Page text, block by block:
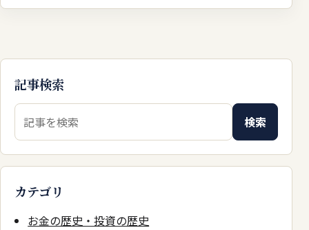
記事検索
検索キーワード
検索
カテゴリ
お金の歴史・投資の歴史